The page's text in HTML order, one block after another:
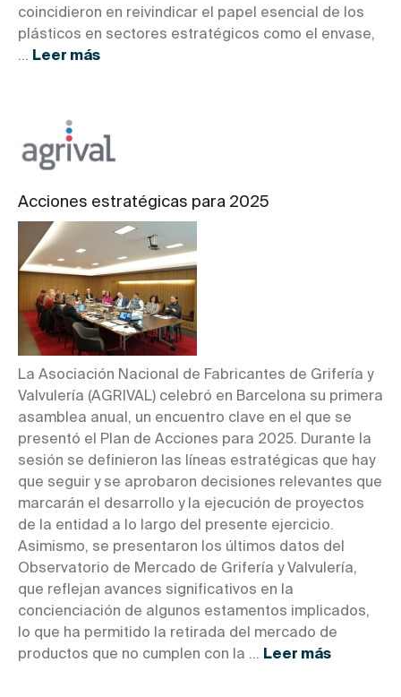
coincidieron en reivindicar el papel esencial de los
plásticos en sectores estratégicos como el envase,
... Leer más
Acciones estratégicas para 2025
La Asociación Nacional de Fabricantes de Grifería y
Valvulería (AGRIVAL) celebró en Barcelona su primera
asamblea anual, un encuentro clave en el que se
presentó el Plan de Acciones para 2025. Durante la
sesión se definieron las líneas estratégicas que hay
que seguir y se aprobaron decisiones relevantes que
marcarán el desarrollo y la ejecución de proyectos
de la entidad a lo largo del presente ejercicio.
Asimismo, se presentaron los últimos datos del
Observatorio de Mercado de Grifería y Valvulería,
que reflejan avances significativos en la
concienciación de algunos estamentos implicados,
lo que ha permitido la retirada del mercado de
productos que no cumplen con la ... Leer más